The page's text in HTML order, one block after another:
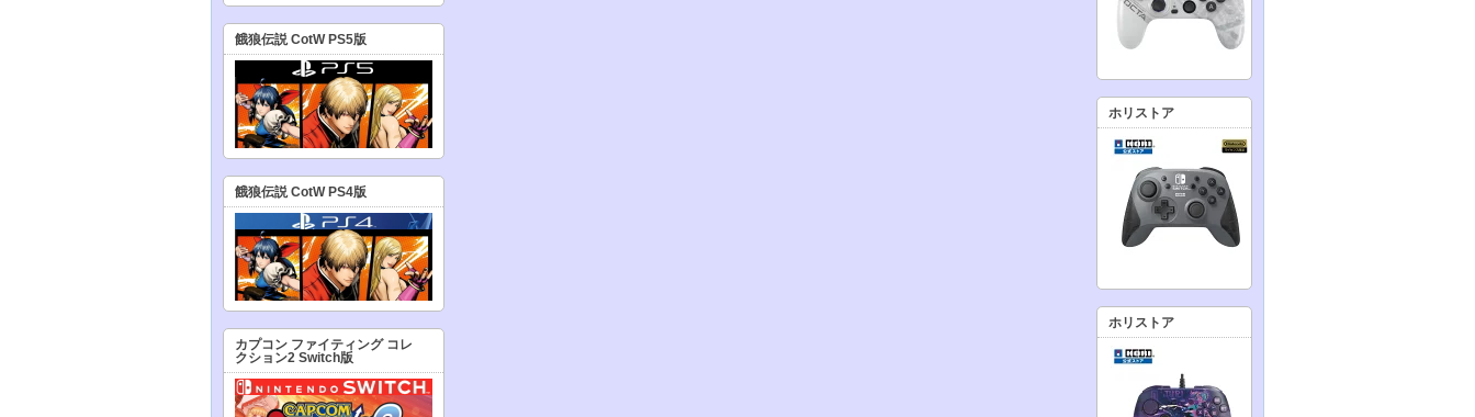
餓狼伝説 CotW PS5版
餓狼伝説 CotW PS4版
カプコン ファイティング コレ
クション2 Switch版
ホリストア
ホリストア